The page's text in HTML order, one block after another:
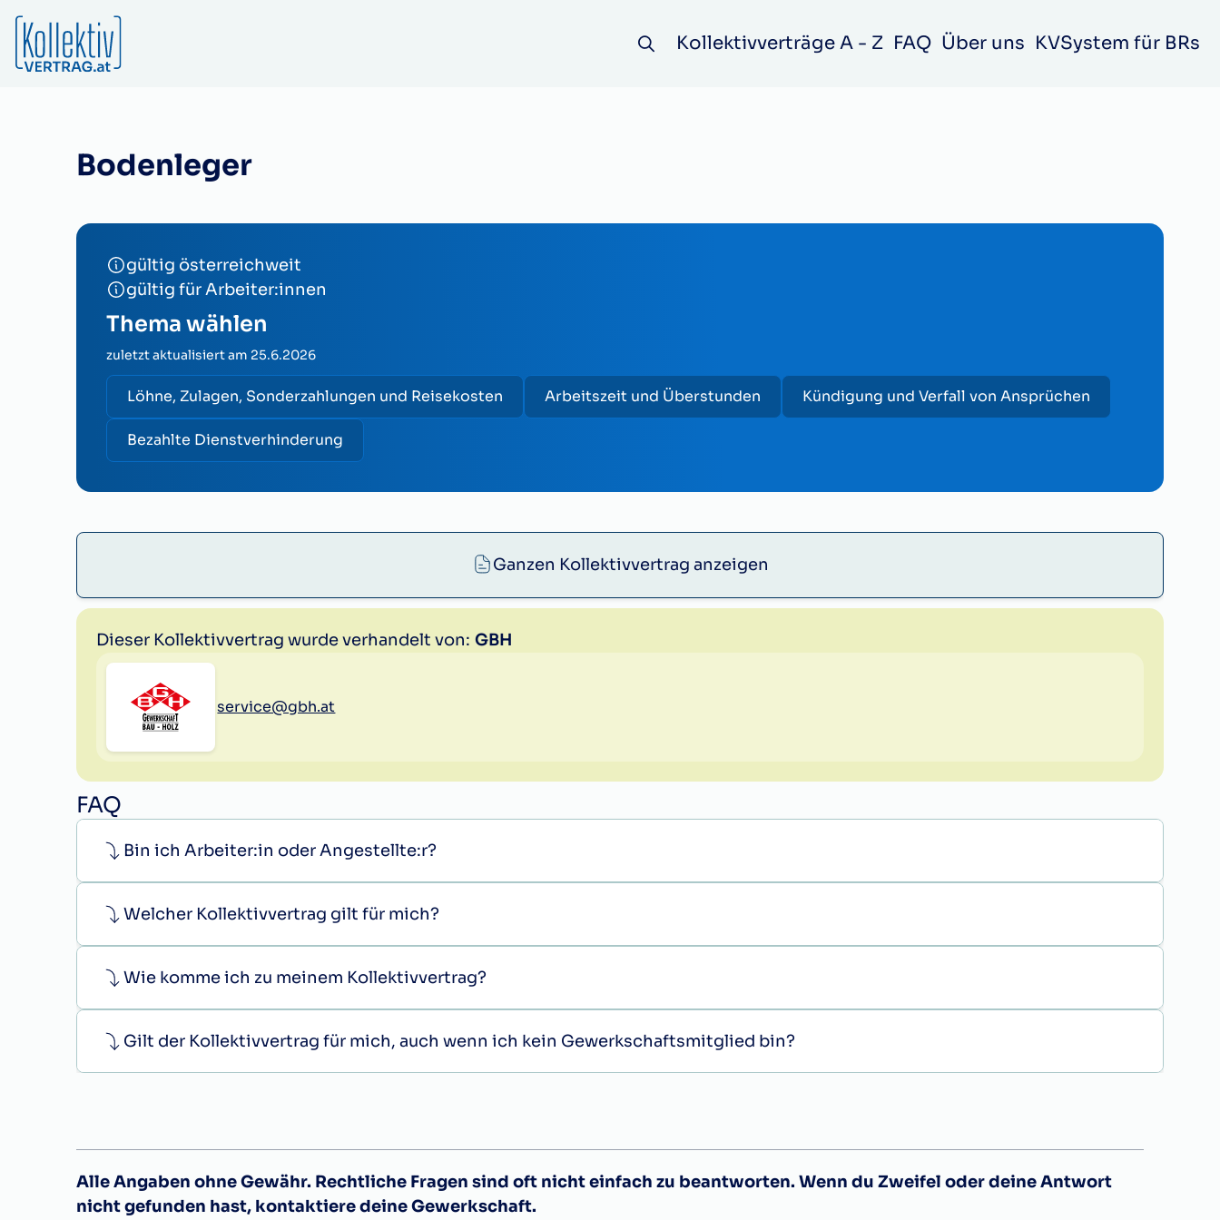
Kollektivverträge A - Z FAQ Über uns KVSystem für BRs
Bodenleger
gültig österreichweit
gültig für Arbeiter:innen
Thema wählen
zuletzt aktualisiert am 25.6.2026
Löhne, Zulagen, Sonderzahlungen und Reisekosten Arbeitszeit und Überstunden Kündigung und Verfall von Ansprüchen
Bezahlte Dienstverhinderung
Ganzen Kollektivvertrag anzeigen
Dieser Kollektivvertrag wurde verhandelt von: GBH
service@gbh.at
FAQ
Bin ich Arbeiter:in oder Angestellte:r?
Welcher Kollektivvertrag gilt für mich?
Wie komme ich zu meinem Kollektivvertrag?
Gilt der Kollektivvertrag für mich, auch wenn ich kein Gewerkschaftsmitglied bin?
Alle Angaben ohne Gewähr. Rechtliche Fragen sind oft nicht einfach zu beantworten. Wenn du Zweifel oder deine Antwort
nicht gefunden hast, kontaktiere deine Gewerkschaft.